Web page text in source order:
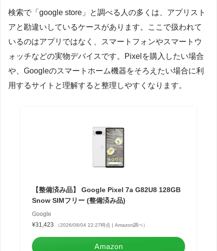
検索で「google store」と調べる人の多くは、アプリスト
アと勘違いしているケースがあります。ここで扱われて
いるのはアプリではなく、スマートフォンやスマートウ
ォッチなどの実物デバイスです。Pixelを購入したい場合
や、Googleのスマートホーム機器をそろえたい場合に利
用するサイトと理解すると整理しやすくなります。
【整備済み品】 Google Pixel 7a G82U8 128GB
Snow SIMフリー (整備済み品)
Google
¥31,423
（2026/08/04 22:27時点 | Amazon調べ）
Amazon